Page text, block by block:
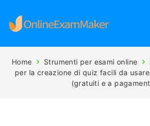
Home Strumenti per esami online
per la creazione di quiz facili da
(gratuiti e a